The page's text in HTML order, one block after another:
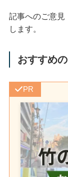
記事へのご意見
します。
おすすめ
PR